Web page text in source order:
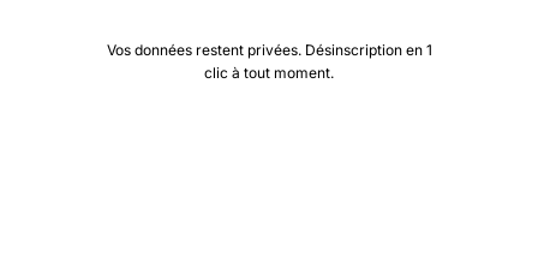
Vos données restent privées. Désinscription en 1
clic à tout moment.